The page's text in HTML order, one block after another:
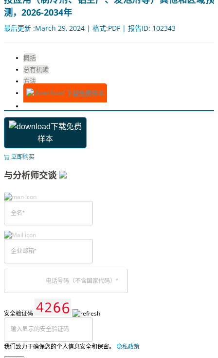
测，2026-2034年
最后更新 :March 29, 2024 | 格式:PDF | 报告ID: 102343
概括
总有机碳
方法
下载免费样本
下载免费
样本
立即购买
与分析师交谈
安全验证码
我们致力于确保您的个人信息安全和保密。 隐私政策